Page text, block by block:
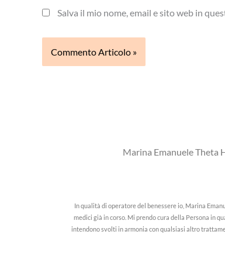
Salva il mio nome, email e sito web in
Marina Emanuele Theta
In qualità di operatore del benessere io, Marina
medici già in corso. Mi prendo cura della Persona in
intendono svolti in armonia con qualsiasi altro